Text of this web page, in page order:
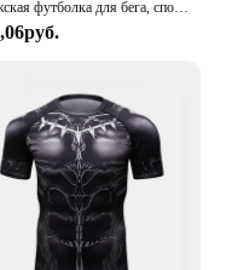
Мужская футболка для бега, спортивный топ для тренажерного зала, быстросохнущая дышащая одежда для бодибилдинга и фитнеса